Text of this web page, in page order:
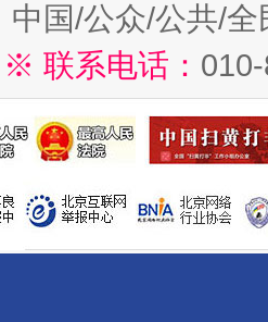
中国/公众/公共/
※ 联系电话：